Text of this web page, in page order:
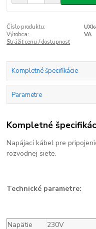
Číslo produktu:
Výrobca:
VA
Strážiť cenu / dostupnosť
Kompletné špecifikácie
Parametre
Kompletné
Napájací kábel pre
rozvodnej siete.
Technické parametre:
Napätie
230V